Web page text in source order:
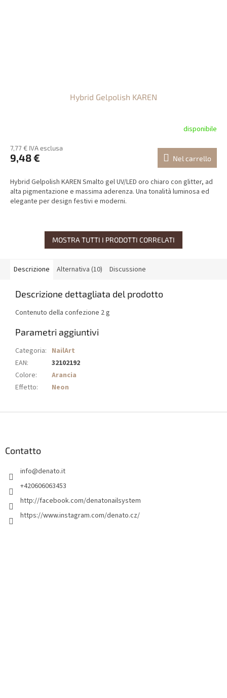
Hybrid Gelpolish KAREN
disponibile
7,77 € IVA esclusa
9,48 € Nel carrello
Hybrid Gelpolish KAREN Smalto gel UV/LED oro chiaro con glitter, ad
alta pigmentazione e massima aderenza. Una tonalità luminosa ed
elegante per design festivi e moderni.
MOSTRA TUTTI I PRODOTTI CORRELATI
Descrizione Alternativa (10) Discussione
Descrizione dettagliata del prodotto
Contenuto della confezione 2 g
Parametri aggiuntivi
Categoria: NailArt
EAN:
32102192
Colore:
Arancia
Effetto: Neon
Contatto
info@denato.it
+420606063453
http://facebook.com/denatonailsystem
https://www.instagram.com/denato.cz/